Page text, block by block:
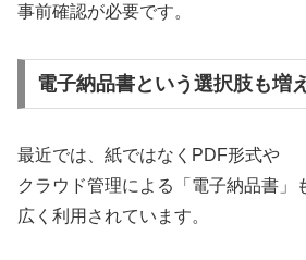
事前確認が必要です。
電子納品書という選択肢も増
最近では、紙ではなくPDF形式や
クラウド管理による「電子納品書」
広く利用されています。